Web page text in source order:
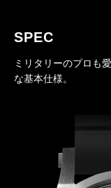
SPEC
ミリタリーのプロも
な基本仕様。